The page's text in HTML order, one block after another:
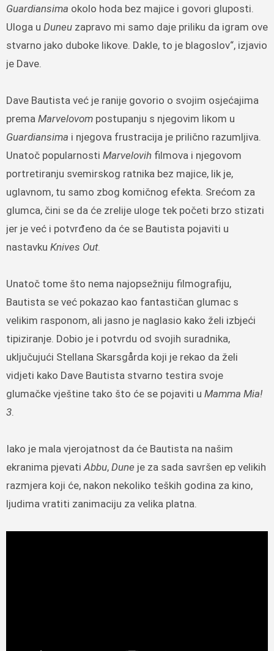
Guardiansima okolo hoda bez majice i govori gluposti.
Uloga u Duneuzapravo mi samo daje priliku da igram ove
stvarno jako duboke likove. Dakle, to je blagoslov“, izjavio
je Dave.
Dave Bautista već je ranije govorio o svojim osjećajima
prema Marvelovompostupanju s njegovim likom u
Guardiansima i njegova frustracija je prilično razumljiva.
Unatoč popularnosti Marvelovih filmova i njegovom
portretiranju svemirskog ratnika bez majice, lik je,
uglavnom, tu samo zbog komičnog efekta. Srećom za
glumca, čini se da će zrelije uloge tek početi brzo stizati
jer je već i potvrđeno da će se Bautista pojaviti u
nastavku Knives Out.
Unatoč tome što nema najopsežniju filmografiju,
Bautista se već pokazao kao fantastičan glumac s
velikim rasponom, ali jasno je naglasio kako želi izbjeći
tipiziranje. Dobio je i potvrdu od svojih suradnika,
uključujući Stellana Skarsgårda koji je rekao da želi
vidjeti kako Dave Bautista stvarno testira svoje
glumačke vještine tako što će se pojaviti u Mamma Mia!
3.
Iako je mala vjerojatnost da će Bautista na našim
ekranima pjevati Abbu, Dune je za sada savršen ep velikih
razmjera koji će, nakon nekoliko teških godina za kino,
ljudima vratiti zanimaciju za velika platna.